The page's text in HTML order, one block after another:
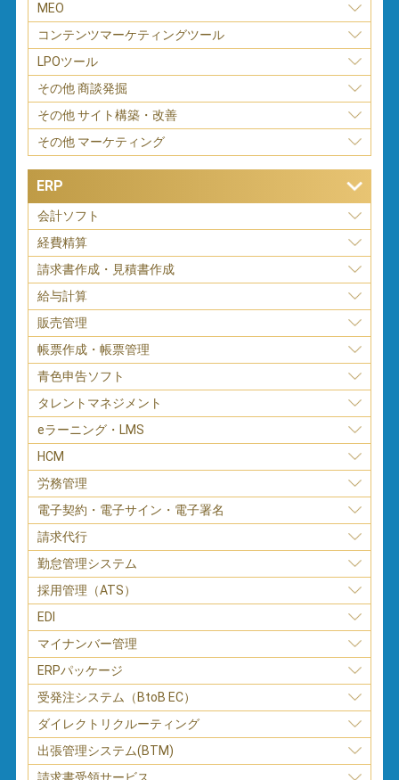
MEO
コンテンツマーケティングツール
LPOツール
その他 商談発掘
その他 サイト構築・改善
その他 マーケティング
ERP
会計ソフト
経費精算
請求書作成・見積書作成
給与計算
販売管理
帳票作成・帳票管理
青色申告ソフト
タレントマネジメント
eラーニング・LMS
HCM
労務管理
電子契約・電子サイン・電子署名
請求代行
勤怠管理システム
採用管理（ATS）
EDI
マイナンバー管理
ERPパッケージ
受発注システム（BtoB EC）
ダイレクトリクルーティング
出張管理システム(BTM)